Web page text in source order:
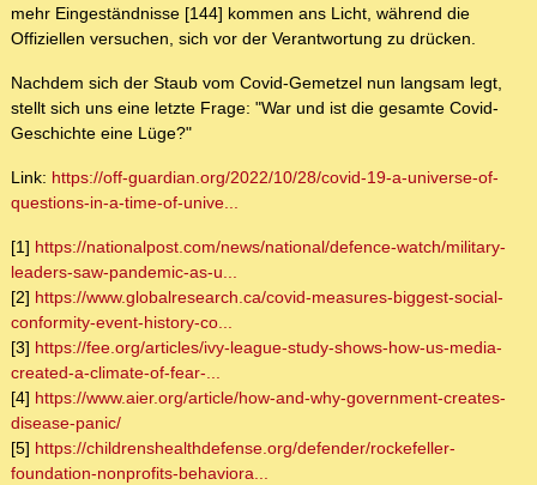
mehr Eingeständnisse [144] kommen ans Licht, während die
Offiziellen versuchen, sich vor der Verantwortung zu drücken.
Nachdem sich der Staub vom Covid-Gemetzel nun langsam legt,
stellt sich uns eine letzte Frage: "War und ist die gesamte Covid-
Geschichte eine Lüge?"
Link: https://off-guardian.org/2022/10/28/covid-19-a-universe-of-
questions-in-a-time-of-unive...
[1] https://nationalpost.com/news/national/defence-watch/military-
leaders-saw-pandemic-as-u...
[2] https://www.globalresearch.ca/covid-measures-biggest-social-
conformity-event-history-co...
[3] https://fee.org/articles/ivy-league-study-shows-how-us-media-
created-a-climate-of-fear-...
[4] https://www.aier.org/article/how-and-why-government-creates-
disease-panic/
[5] https://childrenshealthdefense.org/defender/rockefeller-
foundation-nonprofits-behaviora...